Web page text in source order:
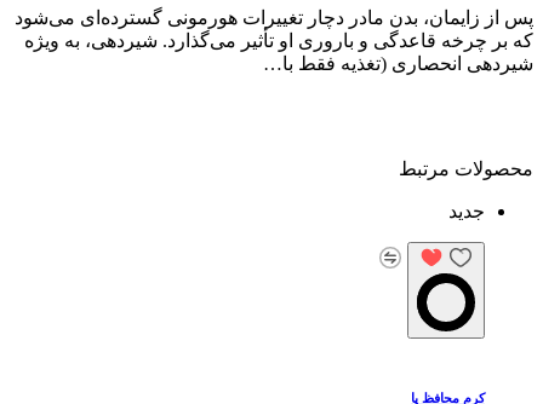
پس از زایمان، بدن مادر دچار تغییرات هورمونی گسترده‌ای می‌شود
که بر چرخه قاعدگی و باروری او تأثیر می‌گذارد. شیردهی، به ‌ویژه
شیردهی انحصاری (تغذیه فقط با…
محصولات مرتبط
جدید
کرم محافظ پا